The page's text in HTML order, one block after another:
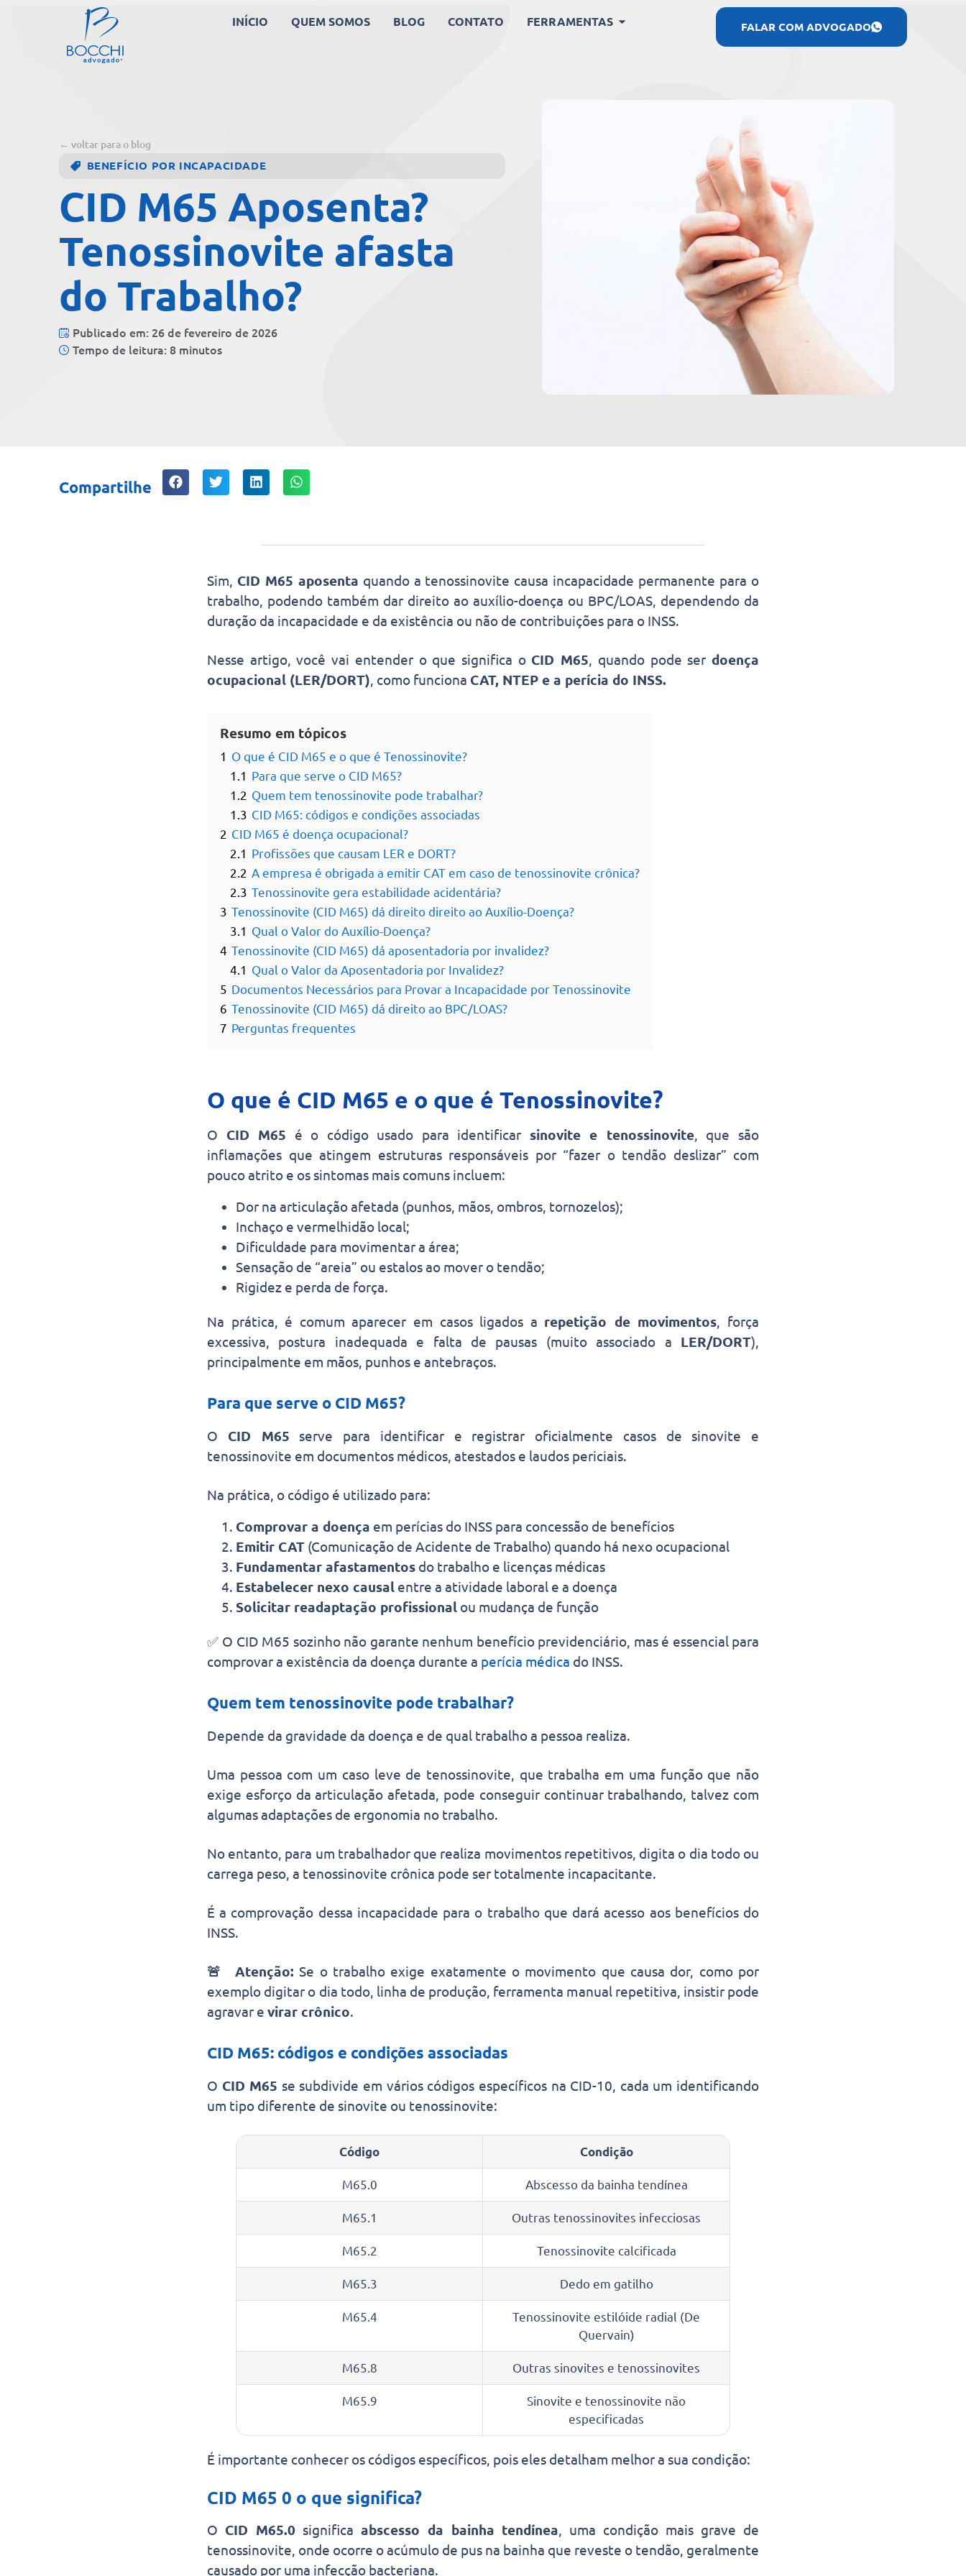
INÍCIO QUEM SOMOS BLOG CONTATO FERRAMENTAS FALAR COM ADVOGADO
← voltar para o blog
BENEFÍCIO POR INCAPACIDADE
CID M65 Aposenta?
Tenossinovite afasta
do Trabalho?
Publicado em: 26 de fevereiro de 2026
Tempo de leitura: 8 minutos
Compartilhe
Sim, CID M65 aposenta quando a tenossinovite causa incapacidade permanente para o
trabalho, podendo também dar direito ao auxílio-doença ou BPC/LOAS, dependendo da
duração da incapacidade e da existência ou não de contribuições para o INSS.
Nesse artigo, você vai entender o que significa o CID M65, quando pode ser doença
ocupacional (LER/DORT), como funciona CAT, NTEP e a perícia do INSS.
Resumo em tópicos
1 O que é CID M65 e o que é Tenossinovite?
1.1 Para que serve o CID M65?
1.2 Quem tem tenossinovite pode trabalhar?
1.3 CID M65: códigos e condições associadas
2 CID M65 é doença ocupacional?
2.1 Profissões que causam LER e DORT?
2.2 A empresa é obrigada a emitir CAT em caso de tenossinovite crônica?
2.3 Tenossinovite gera estabilidade acidentária?
3 Tenossinovite (CID M65) dá direito direito ao Auxílio-Doença?
3.1 Qual o Valor do Auxílio-Doença?
4 Tenossinovite (CID M65) dá aposentadoria por invalidez?
4.1 Qual o Valor da Aposentadoria por Invalidez?
5 Documentos Necessários para Provar a Incapacidade por Tenossinovite
6 Tenossinovite (CID M65) dá direito ao BPC/LOAS?
7 Perguntas frequentes
O que é CID M65 e o que é Tenossinovite?
O CID M65 é o código usado para identificar sinovite e tenossinovite, que são
inflamações que atingem estruturas responsáveis por “fazer o tendão deslizar” com
pouco atrito e os sintomas mais comuns incluem:
Dor na articulação afetada (punhos, mãos, ombros, tornozelos);
Inchaço e vermelhidão local;
Dificuldade para movimentar a área;
Sensação de “areia” ou estalos ao mover o tendão;
Rigidez e perda de força.
Na prática, é comum aparecer em casos ligados a repetição de movimentos, força
excessiva, postura inadequada e falta de pausas (muito associado a LER/DORT),
principalmente em mãos, punhos e antebraços.
Para que serve o CID M65?
O CID M65 serve para identificar e registrar oficialmente casos de sinovite e
tenossinovite em documentos médicos, atestados e laudos periciais.
Na prática, o código é utilizado para:
Comprovar a doença em perícias do INSS para concessão de benefícios
Emitir CAT (Comunicação de Acidente de Trabalho) quando há nexo ocupacional
Fundamentar afastamentos do trabalho e licenças médicas
Estabelecer nexo causal entre a atividade laboral e a doença
Solicitar readaptação profissional ou mudança de função
✅ O CID M65 sozinho não garante nenhum benefício previdenciário, mas é essencial para
comprovar a existência da doença durante a perícia médica do INSS.
Quem tem tenossinovite pode trabalhar?
Depende da gravidade da doença e de qual trabalho a pessoa realiza.
Uma pessoa com um caso leve de tenossinovite, que trabalha em uma função que não
exige esforço da articulação afetada, pode conseguir continuar trabalhando, talvez com
algumas adaptações de ergonomia no trabalho.
No entanto, para um trabalhador que realiza movimentos repetitivos, digita o dia todo ou
carrega peso, a tenossinovite crônica pode ser totalmente incapacitante.
É a comprovação dessa incapacidade para o trabalho que dará acesso aos benefícios do
INSS.
🚨 Atenção: Se o trabalho exige exatamente o movimento que causa dor, como por
exemplo digitar o dia todo, linha de produção, ferramenta manual repetitiva, insistir pode
agravar e virar crônico.
CID M65: códigos e condições associadas
O CID M65 se subdivide em vários códigos específicos na CID-10, cada um identificando
um tipo diferente de sinovite ou tenossinovite:
Código Condição
M65.0 Abscesso da bainha tendínea
M65.1 Outras tenossinovites infecciosas
M65.2 Tenossinovite calcificada
M65.3 Dedo em gatilho
M65.4
Tenossinovite estilóide radial (De
Quervain)
M65.8 Outras sinovites e tenossinovites
M65.9
Sinovite e tenossinovite não
especificadas
É importante conhecer os códigos específicos, pois eles detalham melhor a sua condição:
CID M65 0 o que significa?
O CID M65.0significa abscesso da bainha tendínea, uma condição mais grave de
tenossinovite, onde ocorre o acúmulo de pus na bainha que reveste o tendão, geralmente
causado por uma infecção bacteriana.